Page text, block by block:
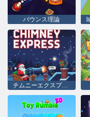
バウンス理論
チムニーエクスプレス